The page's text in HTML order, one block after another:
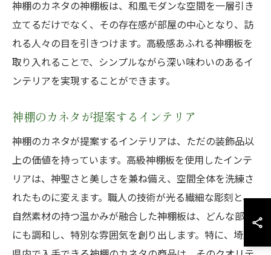
神棚のカネタの神棚板は、和風モダンな空間を一層引き
立てるだけでなく、その存在感が部屋の中心となり、訪
れる人々の目を引きつけます。高級感あふれる神棚板を
取り入れることで、シンプルながら深い味わいのあるイ
ンテリアを実現することができます。
神棚のカネタが提案するインテリア
神棚のカネタが提案するインテリアは、ただの装飾品以
上の価値を持っています。高級神棚板を使用したインテ
リアは、神聖さと美しさを兼ね備え、空間全体を洗練さ
れたものに変えます。職人の技術が光る繊細な彫刻と、
自然素材の持つ温かみが融合した神棚板は、どんな部屋
にも調和し、特別な雰囲気を創り出します。特に、埼玉